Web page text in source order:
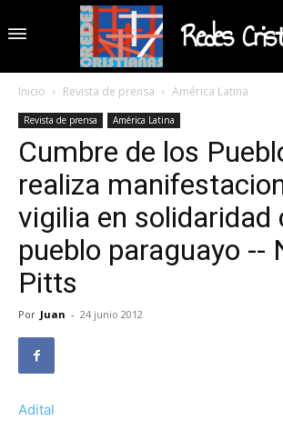
Redes
Inicio Revista de prensa América Latina
Revista de prensa América Latina
Cumbre de los
realiza
vigilia en solidaridad
pueblo paraguayo --
Pitts
Por Juan - 24 junio 2012
Adital